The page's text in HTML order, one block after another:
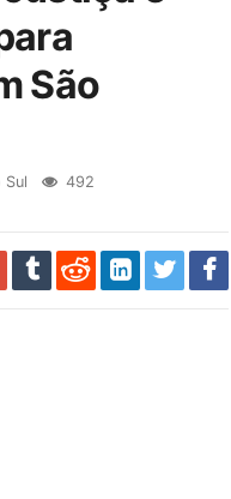
São
Sul
492